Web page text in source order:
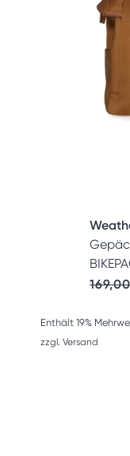
Enthält 19%
zzgl. Versand